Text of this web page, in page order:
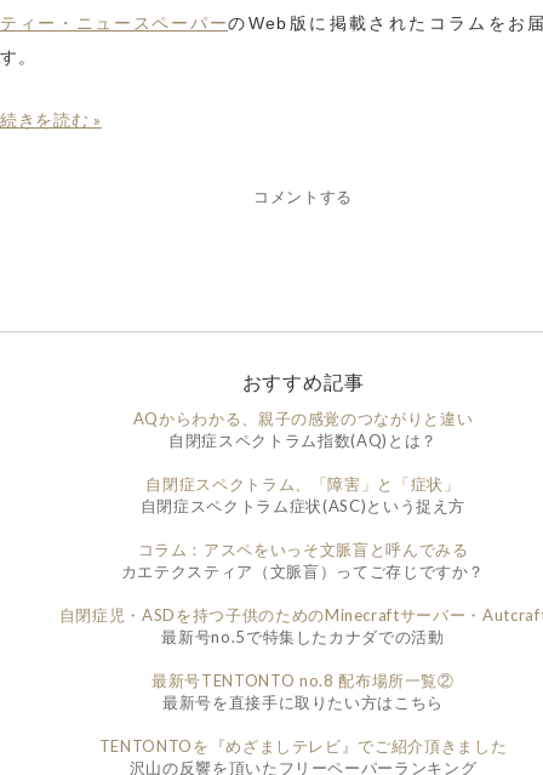
ティー・ニュースペーパーのWeb版に掲載されたコラムをお
す。
続きを読む »
コメントする
おすすめ記事
AQからわかる、親子の感覚のつながりと違い
自閉症スペクトラム指数(AQ)とは？
自閉症スペクトラム、「障害」と「症状」
自閉症スペクトラム症状(ASC)という捉え方
コラム：アスペをいっそ文脈盲と呼んでみる
カエテクスティア（文脈盲）ってご存じですか？
自閉症児・ASDを持つ子供のためのMinecraftサーバー・
最新号no.5で特集したカナダでの活動
最新号TENTONTO no.8 配布場所一覧②
最新号を直接手に取りたい方はこちら
TENTONTOを『めざましテレビ』でご紹介頂きました
沢山の反響を頂いたフリーペーパーランキング